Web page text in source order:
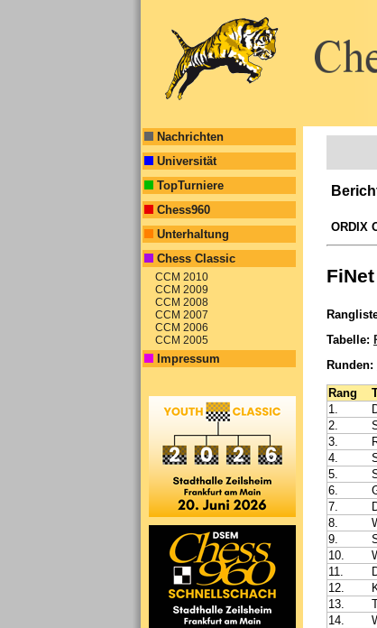
Nachrichten
Universität
TopTurniere
Chess960
Unterhaltung
Chess Classic
CCM 2010
CCM 2009
CCM 2008
CCM 2007
CCM 2006
CCM 2005
Impressum
ORDIX
Tabelle:
Runden:
Rang
1.
2.
3.
4.
5.
6.
7.
8.
9.
10.
11.
12.
13.
14.